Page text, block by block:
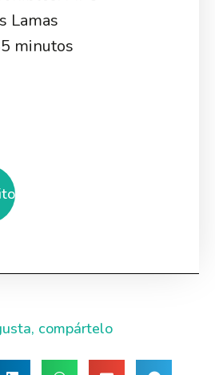
Lamas
minutos
compártelo